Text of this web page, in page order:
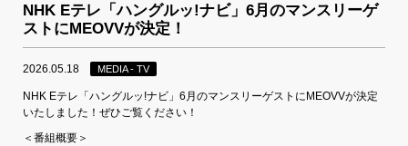
NHK Eテレ「ハングルッ!ナビ」6月のマンスリーゲ
ストにMEOVVが決定！
2026.05.18 MEDIA - TV
NHK Eテレ「ハングルッ!ナビ」6月のマンスリーゲストにMEOVVが決定
いたしました！ぜひご覧ください！
＜番組概要＞